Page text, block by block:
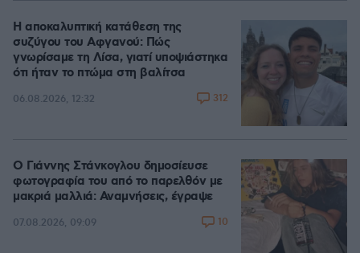
Η αποκαλυπτική κατάθεση της
συζύγου του Αφγανού: Πώς
γνωρίσαμε τη Λίσα, γιατί υποψιάστηκα
ότι ήταν το πτώμα στη βαλίτσα
06.08.2026, 12:32 312
Ο Γιάννης Στάνκογλου δημοσίευσε
φωτογραφία του από το παρελθόν με
μακριά μαλλιά: Αναμνήσεις, έγραψε
07.08.2026, 09:09 10